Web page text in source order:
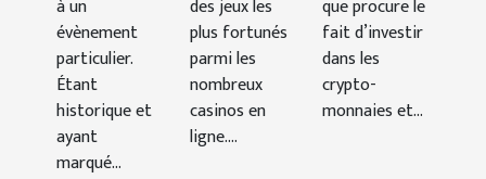
à un
évènement
particulier.
Étant
historique et
ayant
marqué...
des jeux les
plus fortunés
parmi les
nombreux
casinos en
ligne....
débutant ?
que procure le
fait d’investir
dans les
crypto-
monnaies et...